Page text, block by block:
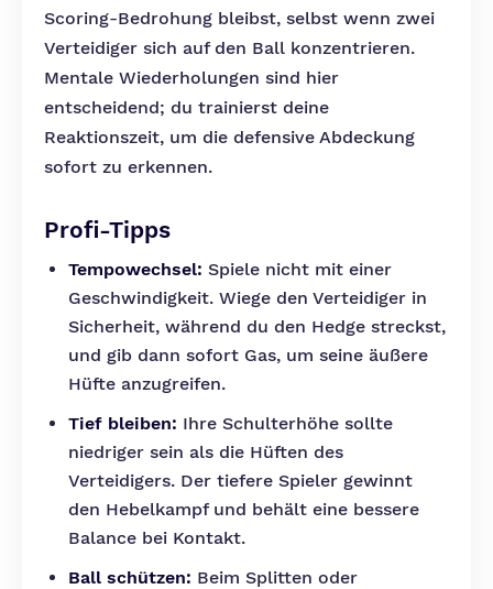
Scoring-Bedrohung bleibst, selbst wenn zwei
Verteidiger sich auf den Ball konzentrieren.
Mentale Wiederholungen sind hier
entscheidend; du trainierst deine
Reaktionszeit, um die defensive Abdeckung
sofort zu erkennen.
Profi-Tipps
Tempowechsel: Spiele nicht mit einer
Geschwindigkeit. Wiege den Verteidiger in
Sicherheit, während du den Hedge streckst,
und gib dann sofort Gas, um seine äußere
Hüfte anzugreifen.
Tief bleiben: Ihre Schulterhöhe sollte
niedriger sein als die Hüften des
Verteidigers. Der tiefere Spieler gewinnt
den Hebelkampf und behält eine bessere
Balance bei Kontakt.
Ball schützen: Beim Splitten oder